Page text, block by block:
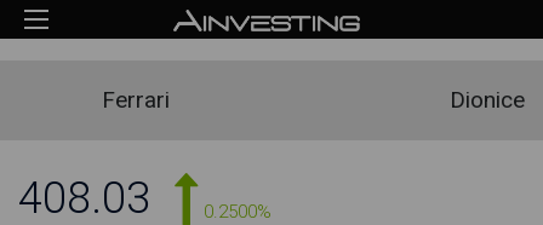
Ferrari Dionice
408.03 0.2500%